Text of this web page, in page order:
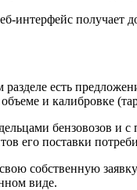
интерфейс получает
есть
и калибровке
бензовозов и с
его поставки
собственную
виде.